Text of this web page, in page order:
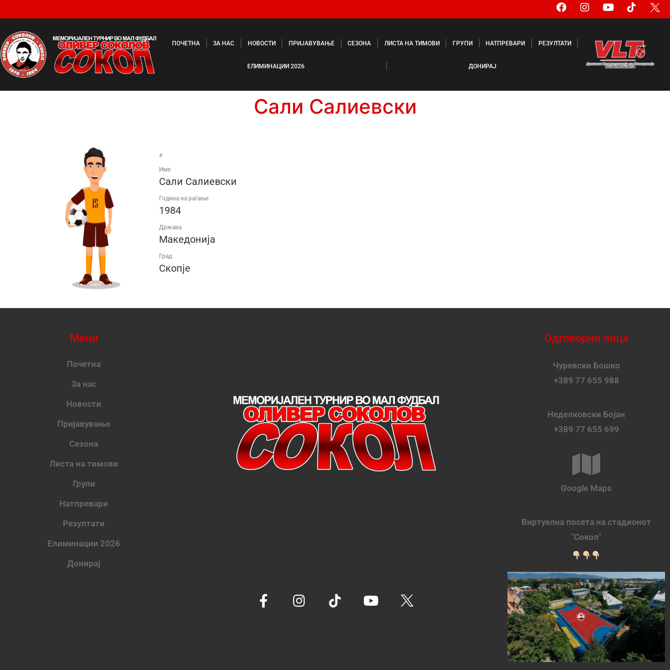
ПОЧЕТНА ЗА НАС НОВОСТИ ПРИЈАВУВАЊЕ СЕЗОНА ЛИСТА НА ТИМОВИ ГРУПИ НАТПРЕВАРИ РЕЗУЛТАТИ
ЕЛИМИНАЦИИ 2026 ДОНИРАЈ
Сали Салиевски
#
Име
Сали Салиевски
Година на раѓање
1984
Држава
Македонија
Град
Скопје
Мени
Почетна
За нас
Новости
Пријавување
Сезона
Листа на тимови
Групи
Натпревари
Резултати
Елиминации 2026
Донирај
Одговорни лица
Чуревски Бошко
+389 77 655 988
Неделковски Бојан
+389 77 655 699
Google Maps
Виртуелна посета на стадионот
"Сокол"